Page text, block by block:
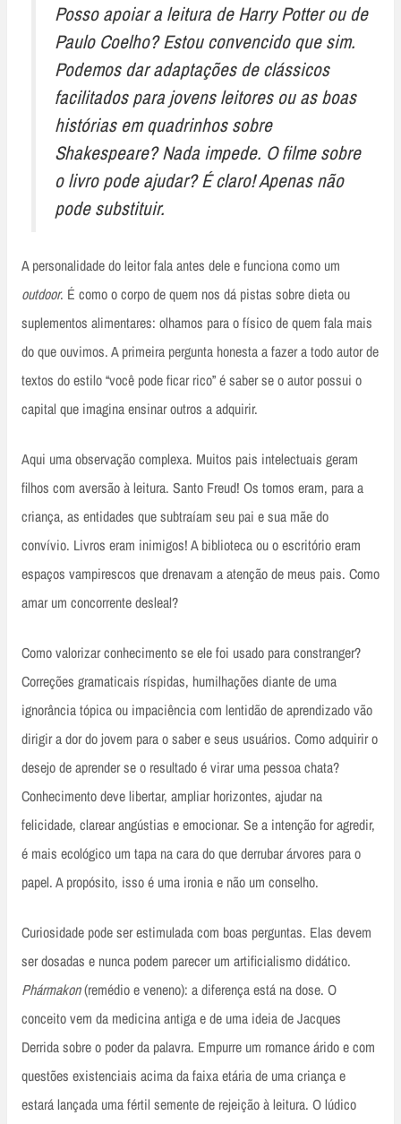
Posso apoiar a leitura de Harry Potter ou de
Paulo Coelho? Estou convencido que sim.
Podemos dar adaptações de clássicos
facilitados para jovens leitores ou as boas
histórias em quadrinhos sobre
Shakespeare? Nada impede. O filme sobre
o livro pode ajudar? É claro! Apenas não
pode substituir.
A personalidade do leitor fala antes dele e funciona como um
outdoor. É como o corpo de quem nos dá pistas sobre dieta ou
suplementos alimentares: olhamos para o físico de quem fala mais
do que ouvimos. A primeira pergunta honesta a fazer a todo autor de
textos do estilo “você pode ficar rico” é saber se o autor possui o
capital que imagina ensinar outros a adquirir.
Aqui uma observação complexa. Muitos pais intelectuais geram
filhos com aversão à leitura. Santo Freud! Os tomos eram, para a
criança, as entidades que subtraíam seu pai e sua mãe do
convívio. Livros eram inimigos! A biblioteca ou o escritório eram
espaços vampirescos que drenavam a atenção de meus pais. Como
amar um concorrente desleal?
Como valorizar conhecimento se ele foi usado para constranger?
Correções gramaticais ríspidas, humilhações diante de uma
ignorância tópica ou impaciência com lentidão de aprendizado vão
dirigir a dor do jovem para o saber e seus usuários. Como adquirir o
desejo de aprender se o resultado é virar uma pessoa chata?
Conhecimento deve libertar, ampliar horizontes, ajudar na
felicidade, clarear angústias e emocionar. Se a intenção for agredir,
é mais ecológico um tapa na cara do que derrubar árvores para o
papel. A propósito, isso é uma ironia e não um conselho.
Curiosidade pode ser estimulada com boas perguntas. Elas devem
ser dosadas e nunca podem parecer um artificialismo didático.
Phármakon(remédio e veneno): a diferença está na dose. O
conceito vem da medicina antiga e de uma ideia de Jacques
Derrida sobre o poder da palavra. Empurre um romance árido e com
questões existenciais acima da faixa etária de uma criança e
estará lançada uma fértil semente de rejeição à leitura. O lúdico